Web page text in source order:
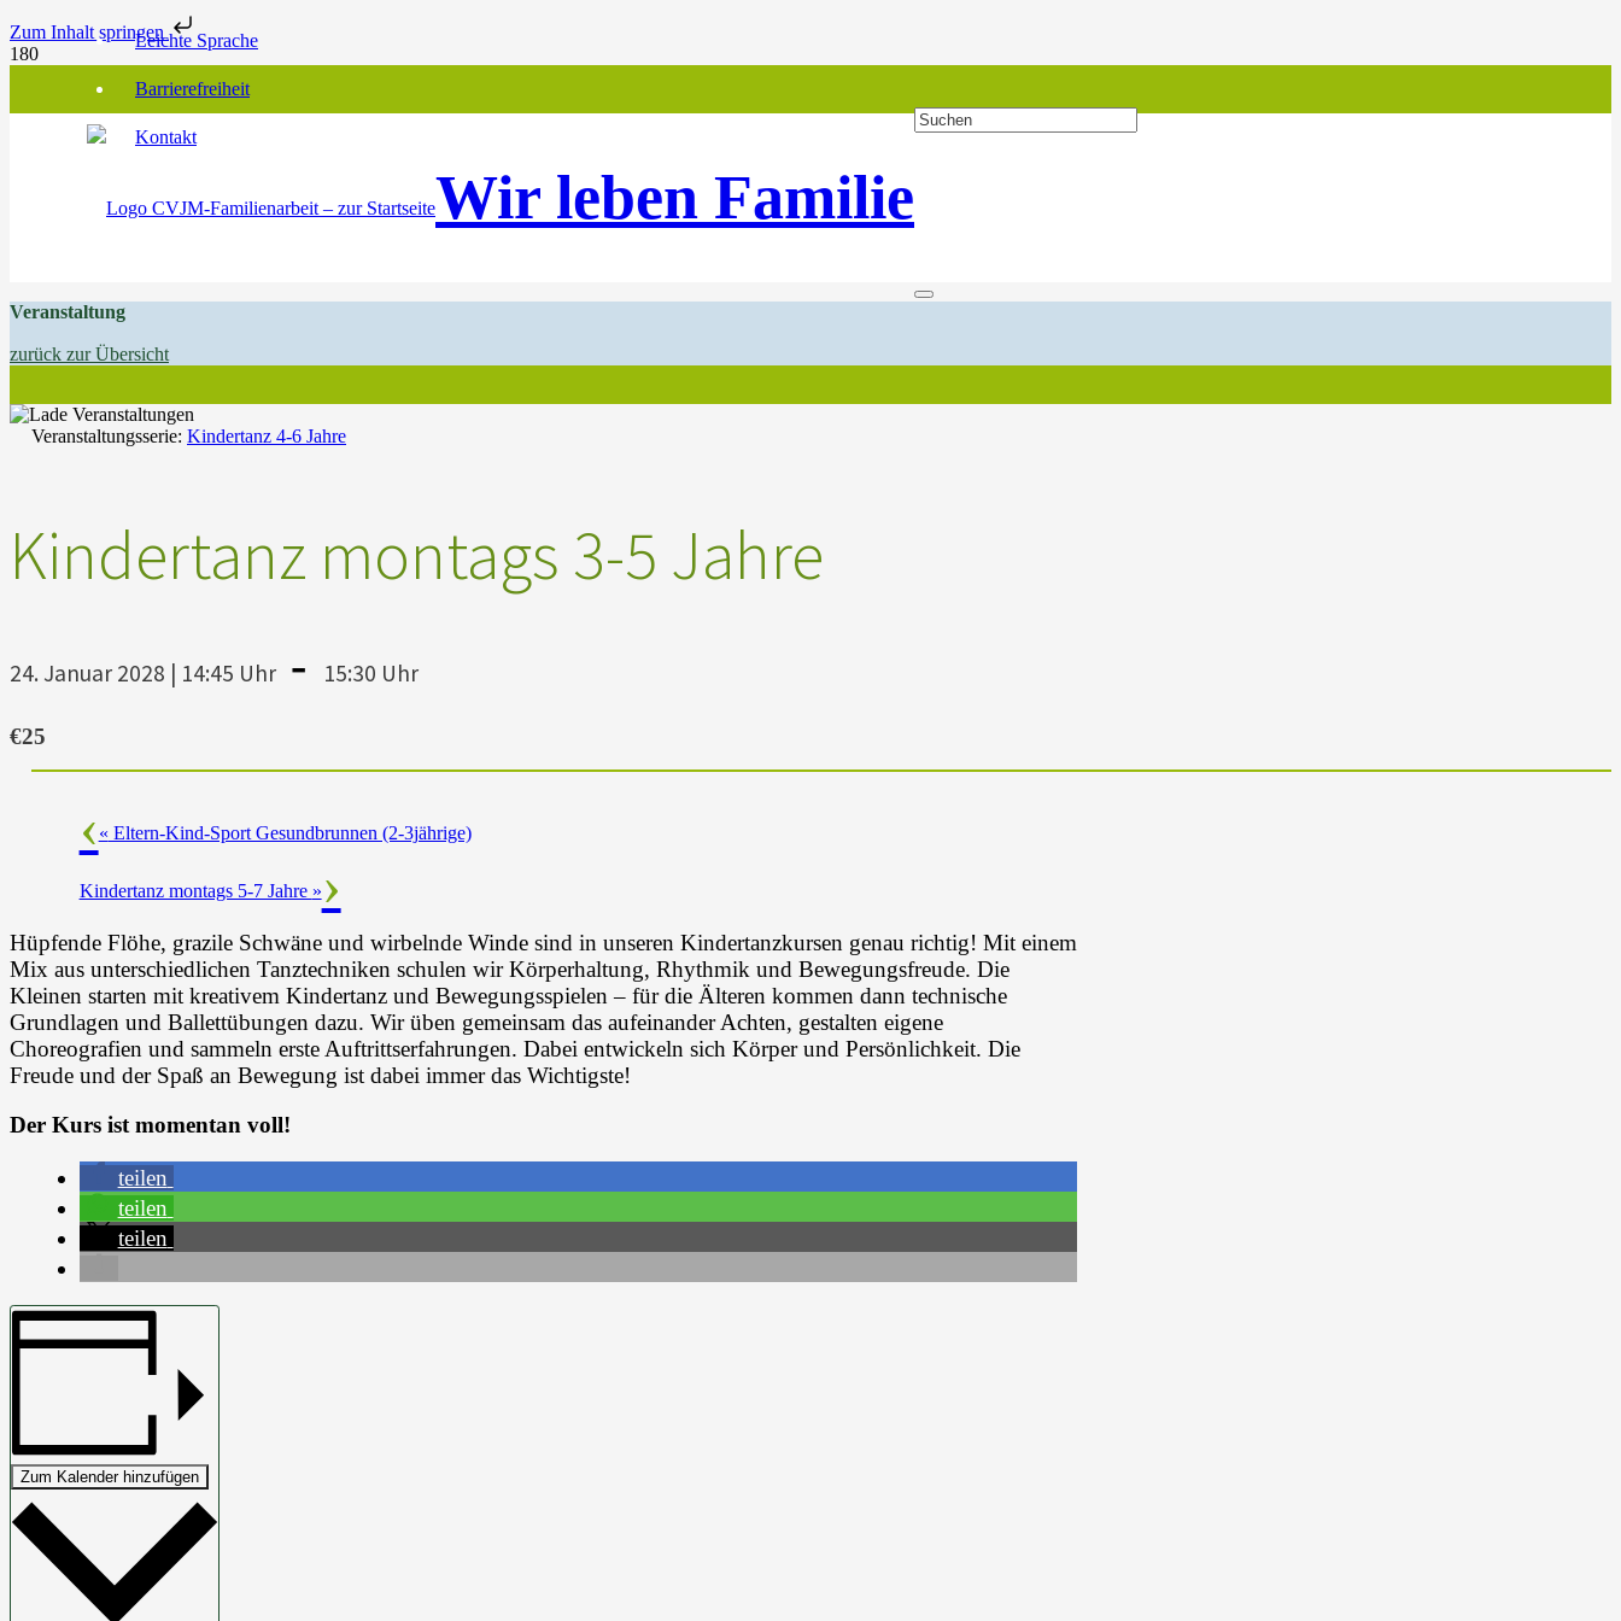
Zum Inhalt springenLeichte Sprache
Barrierefreiheit
Kontakt
Wir leben Familie
Veranstaltung
zurück zur Übersicht
Veranstaltungsserie: Kindertanz 4-6 Jahre
Kindertanz montags 3-5 Jahre
24. Januar 2028 | 14:45 Uhr - 15:30 Uhr
€25
« Eltern-Kind-Sport Gesundbrunnen (2-3jährige)
Kindertanz montags 5-7 Jahre »
Hüpfende Flöhe, grazile Schwäne und wirbelnde Winde sind in unseren Kindertanzkursen genau richtig! Mit einem
Mix aus unterschiedlichen Tanztechniken schulen wir Körperhaltung, Rhythmik und Bewegungsfreude. Die
Kleinen starten mit kreativem Kindertanz und Bewegungsspielen – für die Älteren kommen dann technische
Grundlagen und Ballettübungen dazu. Wir üben gemeinsam das aufeinander Achten, gestalten eigene
Choreografien und sammeln erste Auftrittserfahrungen. Dabei entwickeln sich Körper und Persönlichkeit. Die
Freude und der Spaß an Bewegung ist dabei immer das Wichtigste!
Der Kurs ist momentan voll!
teilen
teilen
teilen
Zum Kalender hinzufügen